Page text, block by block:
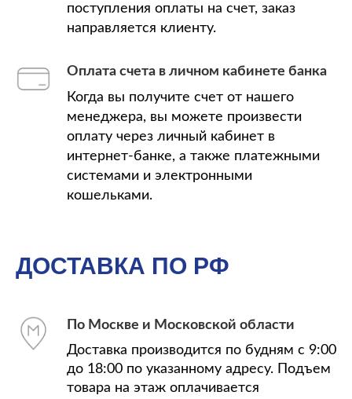
поступления оплаты на счет, заказ
направляется клиенту.
Оплата счета в личном кабинете банка
Когда вы получите счет от нашего
менеджера, вы можете произвести
оплату через личный кабинет в
интернет-банке, а также платежными
системами и электронными
кошельками.
ДОСТАВКА ПО РФ
По Москве и Московской области
Доставка производится по будням с 9:00
до 18:00 по указанному адресу. Подъем
товара на этаж оплачивается